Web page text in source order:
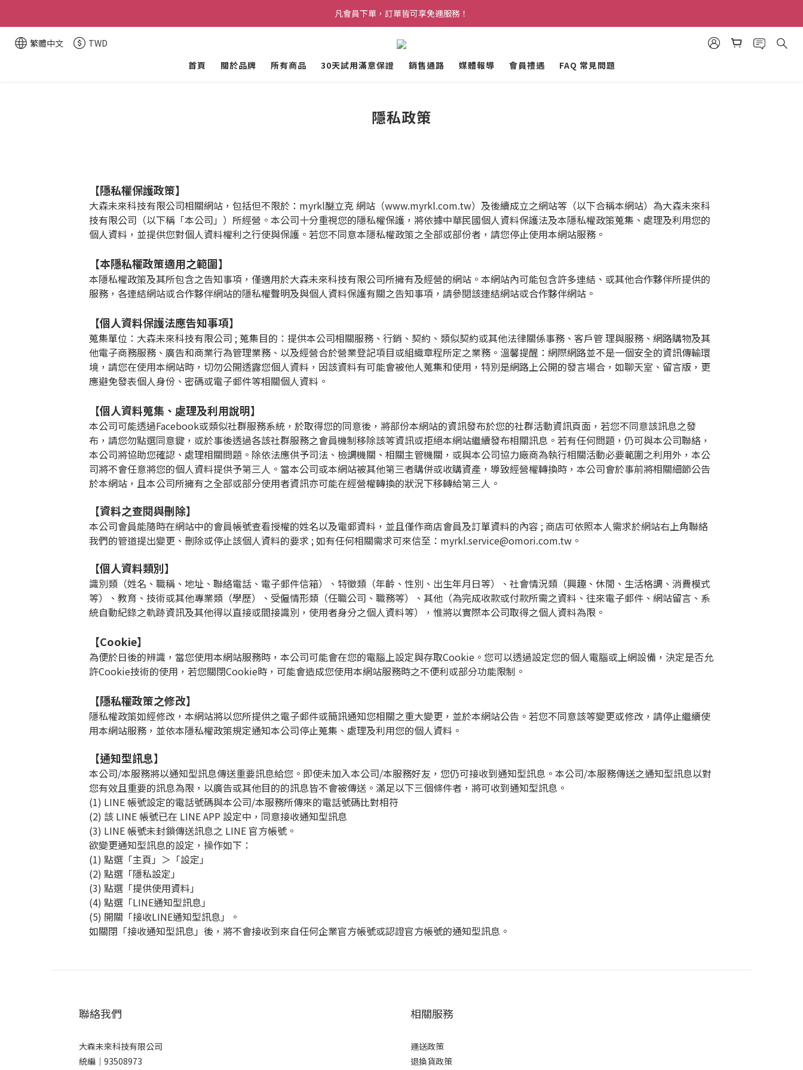
醚立克會員禮遇上線！黑卡會員最高可享 72 折會員價，再加贈 $5,000 升等禮金！
凡會員下單，訂單皆可享免運服務！
醚立克會員禮遇上線！黑卡會員最高可享 72 折會員價，再加贈 $5,000 升等禮金！
繁體中文
TWD
首頁
關於品牌 所有商品 30天試用滿意保證 銷售通路 媒體報導 會員禮遇 FAQ 常見問題
隱私政策
【隱私權保護政策】
大森未來科技有限公司相關網站，包括但不限於： myrkl醚立克 網站（www.myrkl.com.tw）及後續成立之網站等（以下合稱本網站）為大森未來科
技有限公司（以下稱「本公司」）所經營。本公司十分重視您的隱私權保護，將依據中華民國個人資料保護法及本隱私權政策蒐集、處理及利用您的
個人資料，並提供您對個人資料權利之行使與保護。若您不同意本隱私權政策之全部或部份者，請您停止使用本網站服務。
【本隱私權政策適用之範圍】
本隱私權政策及其所包含之告知事項，僅適用於大森未來科技有限公司所擁有及經營的網站。本網站內可能包含許多連結、或其他合作夥伴所提供的
服務，各連結網站或合作夥伴網站的隱私權聲明及與個人資料保護有關之告知事項，請參閱該連結網站或合作夥伴網站。
【個人資料保護法應告知事項】
蒐集單位：大森未來科技有限公司 ; 蒐集目的：提供本公司相關服務、行銷、契約、類似契約或其他法律關係事務、客戶管理與服務、網路購物及其
他電子商務服務、廣告和商業行為管理業務、以及經營合於營業登記項目或組織章程所定之業務。溫馨提醒：網際網路並不是一個安全的資訊傳輸環
境，請您在使用本網站時，切勿公開透露您個人資料，因該資料有可能會被他人蒐集和使用，特別是網路上公開的發言場合，如聊天室、留言版，更
應避免發表個人身份、密碼或電子郵件等相關個人資料。
【個人資料蒐集、處理及利用說明】
本公司可能透過Facebook或類似社群服務系統，於取得您的同意後，將部份本網站的資訊發布於您的社群活動資訊頁面，若您不同意該訊息之發
布，請您勿點選同意鍵，或於事後透過各該社群服務之會員機制移除該等資訊或拒絕本網站繼續發布相關訊息。若有任何問題，仍可與本公司聯絡，
本公司將協助您確認、處理相關問題。除依法應供予司法、檢調機關、相關主管機關，或與本公司協力廠商為執行相關活動必要範圍之利用外，本公
司將不會任意將您的個人資料提供予第三人。當本公司或本網站被其他第三者購併或收購資產，導致經營權轉換時，本公司會於事前將相關細節公告
於本網站，且本公司所擁有之全部或部分使用者資訊亦可能在經營權轉換的狀況下移轉給第三人。
【資料之查閱與刪除】
本公司會員能隨時在網站中的會員帳號查看授權的姓名以及電郵資料，並且僅作商店會員及訂單資料的內容 ; 商店可依照本人需求於網站右上角聯絡
我們的管道提出變更、刪除或停止該個人資料的要求 ; 如有任何相關需求可來信至： myrkl.service@omori.com.tw 。
【個人資料類別】
識別類（姓名、職稱、地址、聯絡電話、電子郵件信箱）、特徵類（年齡、性別、出生年月日等）、社會情況類（興趣、休閒、生活格調、消費模式
等）、教育、技術或其他專業類（學歷）、受僱情形類（任職公司、職務等）、其他（為完成收款或付款所需之資料、往來電子郵件、網站留言、系
統自動紀錄之軌跡資訊及其他得以直接或間接識別，使用者身分之個人資料等），惟將以實際本公司取得之個人資料為限。
【Cookie】
為便於日後的辨識，當您使用本網站服務時，本公司可能會在您的電腦上設定與存取Cookie 。您可以透過設定您的個人電腦或上網設備，決定是否允
許Cookie技術的使用，若您關閉Cookie時，可能會造成您使用本網站服務時之不便利或部分功能限制。
【隱私權政策之修改】
隱私權政策如經修改，本網站將以您所提供之電子郵件或簡訊通知您相關之重大變更，並於本網站公告。若您不同意該等變更或修改，請停止繼續使
用本網站服務，並依本隱私權政策規定通知本公司停止蒐集、處理及利用您的個人資料。
【通知型訊息】
本公司/本服務將以通知型訊息傳送重要訊息給您。即使未加入本公司/本服務好友，您仍可接收到通知型訊息。本公司/本服務傳送之通知型訊息以對
您有效且重要的訊息為限，以廣告或其他目的的訊息皆不會被傳送。滿足以下三個條件者，將可收到通知型訊息。
(1) LINE 帳號設定的電話號碼與本公司/本服務所傳來的電話號碼比對相符
(2) 該 LINE 帳號已在 LINE APP 設定中，同意接收通知型訊息
(3) LINE 帳號未封鎖傳送訊息之 LINE 官方帳號。
欲變更通知型訊息的設定，操作如下：
(1) 點選「主頁」＞「設定」
(2) 點選「隱私設定」
(3) 點選「提供使用資料」
(4) 點選「LINE通知型訊息」
(5) 開關「接收LINE通知型訊息」。
如關閉「接收通知型訊息」後，將不會接收到來自任何企業官方帳號或認證官方帳號的通知型訊息。
聯絡我們
大森未來科技有限公司
統編｜93508973
相關服務
運送政策
退換貨政策